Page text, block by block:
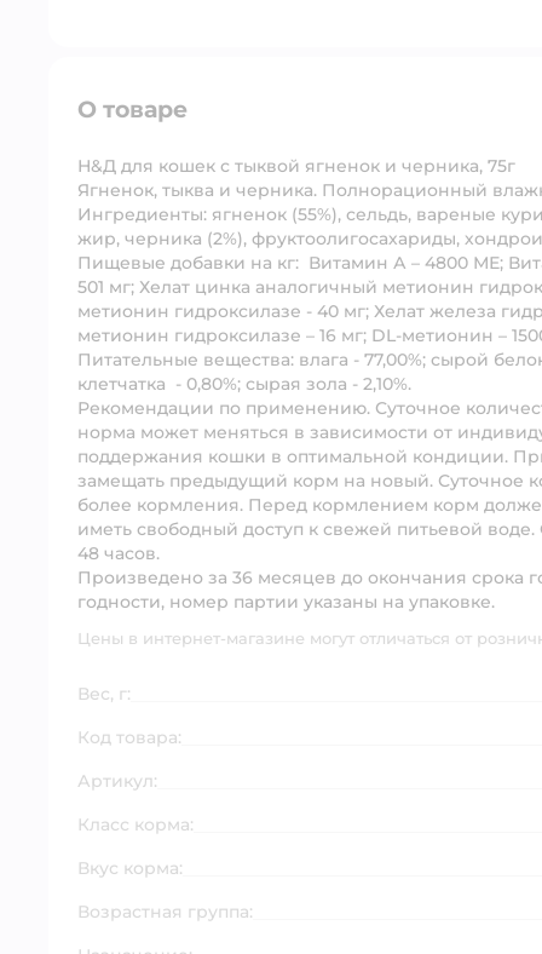
О товаре
Н&Д для кошек с тыквой ягненок и черника, 75г
Ягненок, тыква и черника. Полнорационный
Ингредиенты: ягненок (55%), сельдь, вареные
жир, черника (2%), фруктоолигосахариды,
Пищевые добавки на кг: Витамин А – 4800 МЕ;
501 мг; Хелат цинка аналогичный метионин
метионин гидроксилазе - 40 мг; Хелат железа
метионин гидроксилазе – 16 мг; DL-метионин –
Питательные вещества: влага - 77,00%; сырой
клетчатка - 0,80%; сырая зола - 2,10%.
Рекомендации по применению. Суточное
норма может меняться в зависимости от
поддержания кошки в оптимальной кондиции.
замещать предыдущий корм на новый. Суточное
более кормления. Перед кормлением корм
иметь свободный доступ к свежей питьевой
48 часов.
Произведено за 36 месяцев до окончания срока
годности, номер партии указаны на упаковке.
Цены в интернет-магазине могут отличаться от
Вес, г:
Код товара:
Артикул:
Класс корма:
Вкус корма:
Возрастная группа: